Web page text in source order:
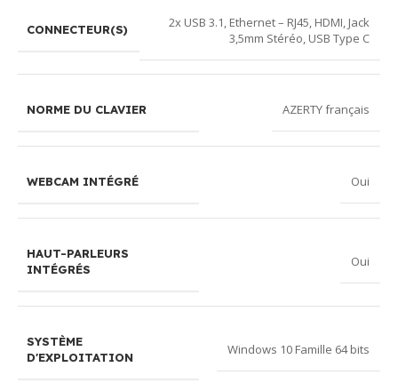
CONNECTEUR(S) 2x USB 3.1, Ethernet – RJ45, HDMI, Jack
3,5mm Stéréo, USB Type C
NORME DU CLAVIER AZERTY français
WEBCAM INTÉGRÉ Oui
HAUT-PARLEURS
INTÉGRÉS
Oui
SYSTÈME
D'EXPLOITATION
Windows 10 Famille 64 bits